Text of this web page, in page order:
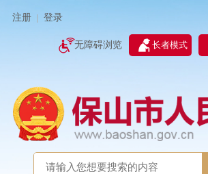
注册 登录
无障碍浏览 长者模式